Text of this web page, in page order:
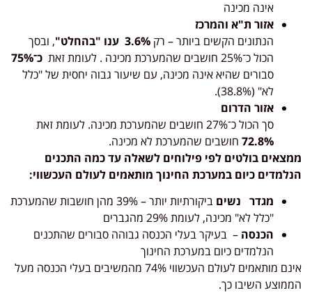
אינה מכינה
אזור ת"א והמרכז
הנתונים הקשים ביותר – רק 3.6% ענו "בהחלט", ובסך
הכול כ־25% חושבים שהמערכת מכינה . לעומת זאת
כ־75%
סבורים שהיא אינה מכינה, עם שיעור גבוה יחסית של "כלל
לא" (38.8%).
אזור הדרום
סך הכול כ־27% חושבים שהמערכת מכינה. לעומת זאת
72.8% חושבים שהמערכת לא מכינה.
ממצאים בולטים לפי פילוחים לשאלה עד כמה התכנים
הנלמדים כיום במערכת החינוך מותאמים לעולם העכשווי:
מגדר נשים
ביקורתיות יותר – 39% מהן חושבות שהמערכת
"כלל לא" מכינה, לעומת 29% מהגברים
הכנסה – בעיקר בעלי הכנסה גבוהה סבורים שהתכנים
הנלמדים כיום במערכת החינוך
אינם מותאמים לעולם העכשווי 74% מהמשיבים בעלי הכנסה מעל
הממוצע השיבו כך.